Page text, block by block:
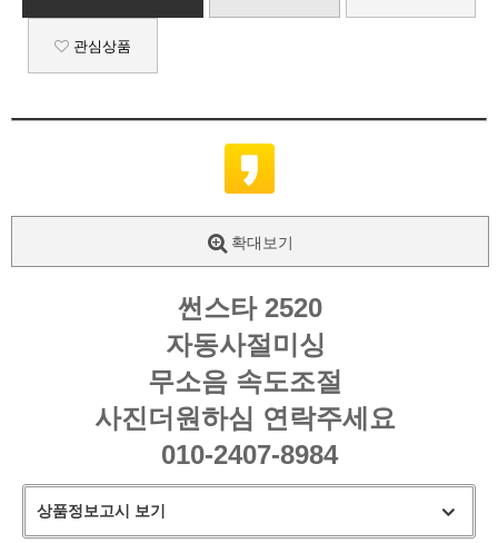
관심상품
확대보기
썬스타 2520
자동사절미싱
무소음 속도조절
사진더원하심 연락주세요
010-2407-8984
상품정보고시 보기